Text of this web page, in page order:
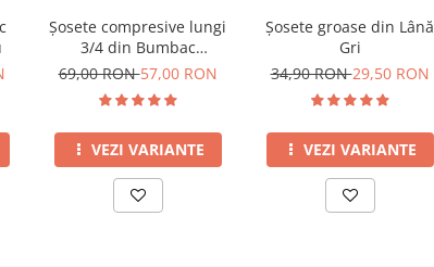
Șosete compresive lungi
3/4 din Bumbac
Mercerizat Bej
69,00 RON57,00 RON
VEZI VARIANTE
Șosete groase din Lână
Gri
34,90 RON29,50 RON
VEZI VARIANTE